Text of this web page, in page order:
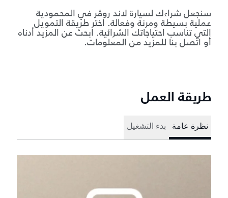
سنجعل شراءك لسيارة لاند روڤر في المحمودية
عملية بسيطة ومرنة وفعالة. اختر طريقة التمويل
التي تناسب احتياجاتك الشرائية. ابحث عن المزيد أدناه
أو اتصل بنا للمزيد من المعلومات.
طريقة العمل
نظرة عامة بدء التشغيل